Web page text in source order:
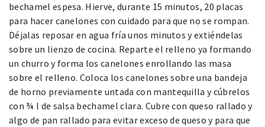
bechamel espesa. Hierve, durante 15 minutos, 20 placas
para hacer canelones con cuidado para que no se rompan.
Déjalas reposar en agua fría unos minutos y extiéndelas
sobre un lienzo de cocina. Reparte el relleno ya formando
un churro y forma los canelones enrollando las masa
sobre el relleno. Coloca los canelones sobre una bandeja
de horno previamente untada con mantequilla y cúbrelos
con ¾ l de salsa bechamel clara. Cubre con queso rallado y
algo de pan rallado para evitar exceso de queso y para que